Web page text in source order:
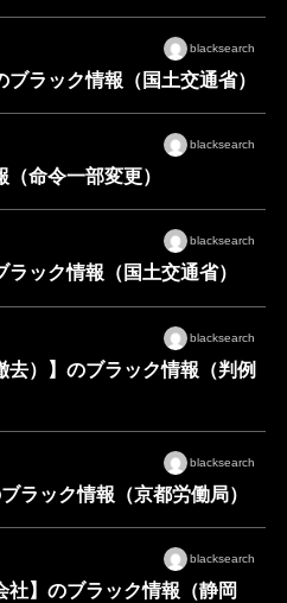
blacksearch
ブラック情報（国土交通省）
blacksearch
（命令一部変更）
blacksearch
ラック情報（国土交通省）
blacksearch
去）】のブラック情報（判例
blacksearch
ラック情報（京都労働局）
blacksearch
社】のブラック情報（静岡